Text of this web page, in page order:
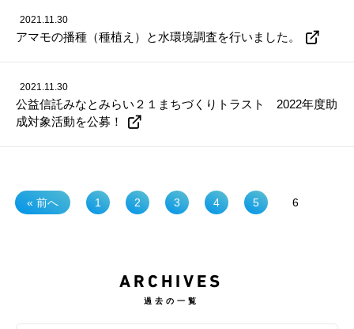
2021.11.30
アマモの播種（種植え）と水環境調査を行いました。
2021.11.30
公益信託みなとみらい２１まちづくりトラスト 2022年度助
成対象活動を公募！
« 前へ 1 2 3 4 5 6
ARCHIVES
過去の一覧